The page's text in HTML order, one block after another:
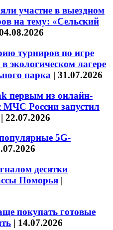
участие в выездном
на тему: «Сельский
турниров по игре
экологическом лагере
парка | 31.07.2026
первым из онлайн-
МЧС России запустил
| 22.07.2026
5G-
десятки
Поморья |
покупать готовые
| 14.07.2026